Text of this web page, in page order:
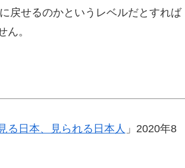
戻せるのかというレベルだとすれば
。
る日本、見られる日本人 」2020年8